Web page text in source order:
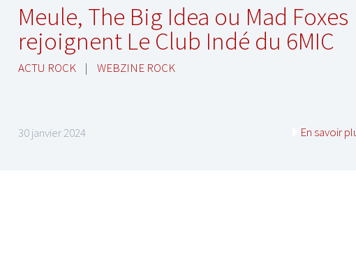
Meule, The Big Idea ou Mad Foxes
rejoignent Le Club Indé du 6MIC
ACTU ROCK | WEBZINE ROCK
30 janvier 2024 En savoir